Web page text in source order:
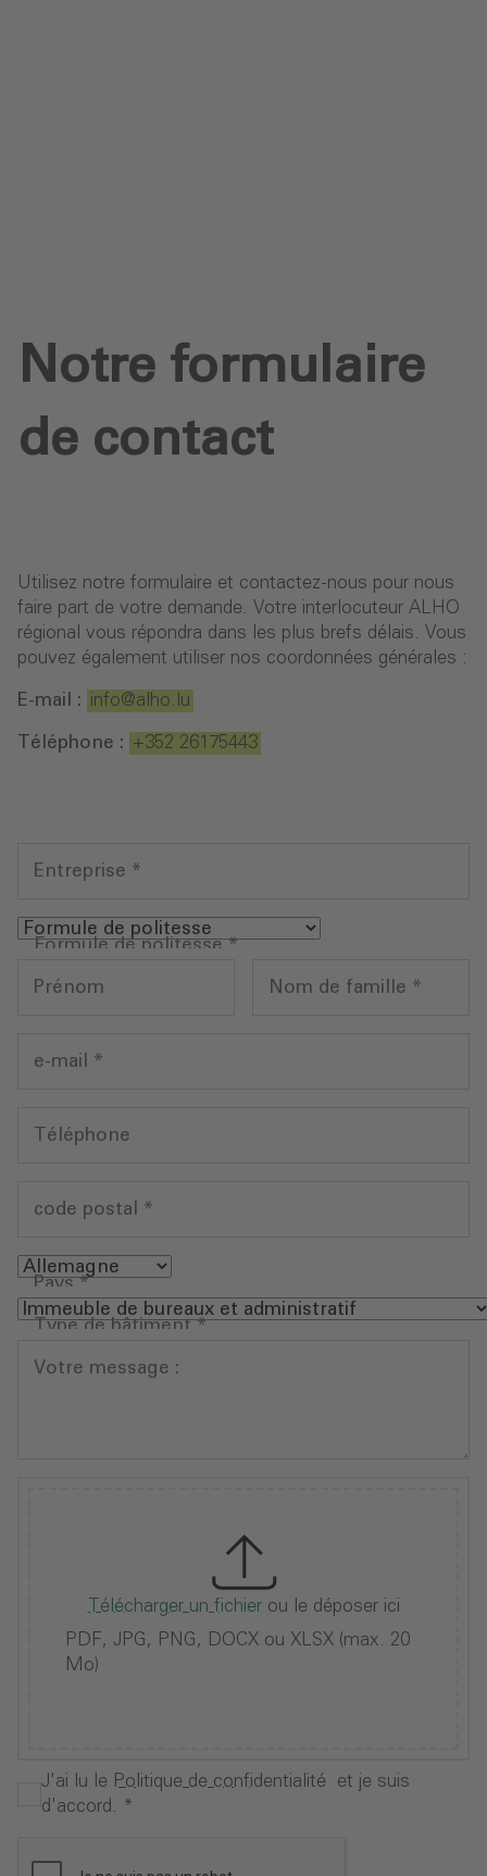
Notre formulaire
de contact
Utilisez notre formulaire et contactez-nous pour nous
faire part de votre demande. Votre interlocuteur ALHO
régional vous répondra dans les plus brefs délais. Vous
pouvez également utiliser nos coordonnées générales :
E-mail : info@alho.lu
Téléphone : +352 26175443
Entreprise *
Formule de politesse*
Prénom Nom de famille *
e-mail *
Téléphone
code postal *
Pays*
Type de bâtiment*
Votre message :
Télécharger un fichier ou le déposer ici
PDF, JPG, PNG, DOCX ou XLSX (max. 20
Mo)
J'ai lu le Politique de confidentialité et je suis
d'accord. *